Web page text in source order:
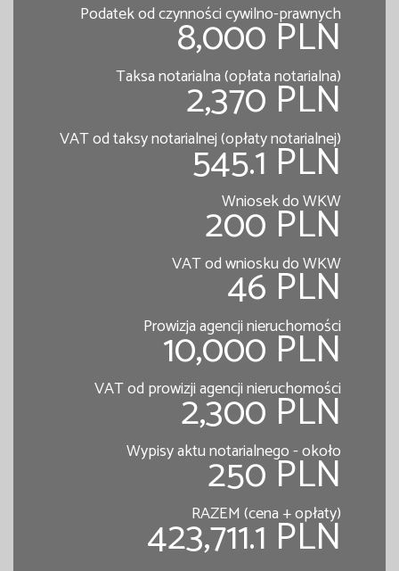
Podatek od czynności cywilno-prawnych
8,000 PLN
Taksa notarialna (opłata notarialna)
2,370 PLN
VAT od taksy notarialnej (opłaty notarialnej)
545.1 PLN
Wniosek do WKW
200 PLN
VAT od wniosku do WKW
46 PLN
Prowizja agencji nieruchomości
10,000 PLN
VAT od prowizji agencji nieruchomości
2,300 PLN
Wypisy aktu notarialnego - około
250 PLN
RAZEM (cena + opłaty)
423,711.1 PLN